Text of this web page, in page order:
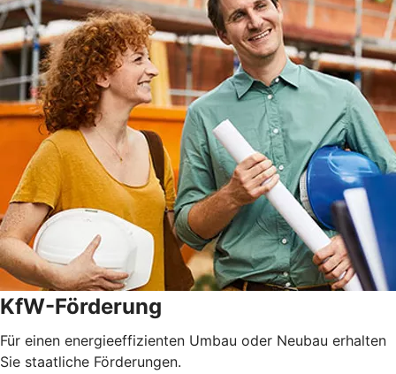
KfW-Förderung
Für einen energieeffizienten Umbau oder Neubau erhalten
Sie staatliche Förderungen.